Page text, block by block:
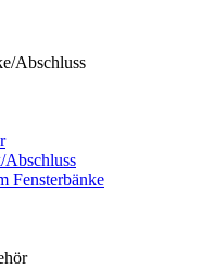
Abschluss
Fensterbänke